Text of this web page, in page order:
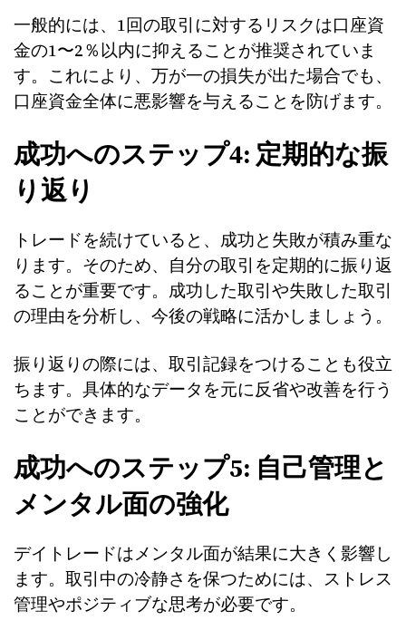
一般的には、1回の取引に対するリスクは口座資
金の1〜2％以内に抑えることが推奨されていま
す。これにより、万が一の損失が出た場合でも、
口座資金全体に悪影響を与えることを防げます。
成功へのステップ4: 定期的な振
り返り
トレードを続けていると、成功と失敗が積み重な
ります。そのため、自分の取引を定期的に振り返
ることが重要です。成功した取引や失敗した取引
の理由を分析し、今後の戦略に活かしましょう。
振り返りの際には、取引記録をつけることも役立
ちます。具体的なデータを元に反省や改善を行う
ことができます。
成功へのステップ5: 自己管理と
メンタル面の強化
デイトレードはメンタル面が結果に大きく影響し
ます。取引中の冷静さを保つためには、ストレス
管理やポジティブな思考が必要です。